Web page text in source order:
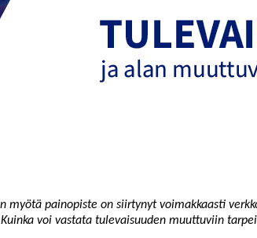
painopiste on siirtynyt voimakkaasti
voi vastata tulevaisuuden muuttuviin